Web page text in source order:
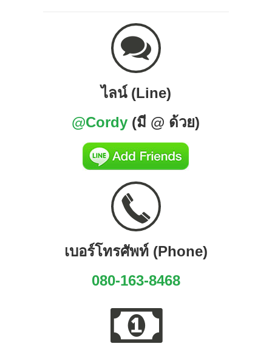
ไลน์ (Line)
@Cordy (มี @ ด้วย)
เบอร์โทรศัพท์ (Phone)
080-163-8468